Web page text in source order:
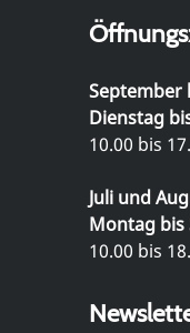
September
Dienstag
10.00 bis
Juli und
Montag bis
10.00 bis